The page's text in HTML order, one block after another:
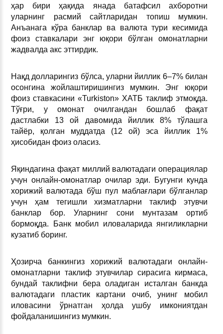
ҳар бири ҳақида янада батафсил ахборотни
уларнинг расмий сайтларидан топиш мумкин.
Анъанага кўра банклар ва валюта тури кесимида
фоиз ставкалари энг юқори бўлган омонатларни
жадвалда акс эттирдик.
Нақд долларингиз бўлса, уларни йиллик 6–7% билан
осонгина жойлаштиришингиз мумкин. Энг юқори
фоиз ставкасини «Turkiston» ХАТБ таклиф этмоқда.
Тўғри, у омонат очилгандан бошлаб фақат
дастлабки 13 ой давомида йиллик 8% тўлашга
тайёр, қолган муддатда (12 ой) эса йиллик 1%
ҳисобидан фоиз оласиз.
Яқиндагина фақат миллий валютадаги операциялар
учун онлайн-омонатлар очилар эди. Бугунги кунда
хорижий валютада бўш пул маблағлари бўлганлар
учун ҳам тегишли хизматларни таклиф этувчи
банклар бор. Уларнинг сони мунтазам ортиб
бормоқда. Банк мобил иловаларида янгиликларни
кузатиб боринг.
Ҳозирча банкингиз хорижий валютадаги онлайн-
омонатларни таклиф этувчилар сирасига кирмаса,
бундай таклифни бера оладиган исталган банкда
валютадаги пластик картани очиб, унинг мобил
иловасини ўрнатган ҳолда ушбу имкониятдан
фойдаланишингиз мумкин.